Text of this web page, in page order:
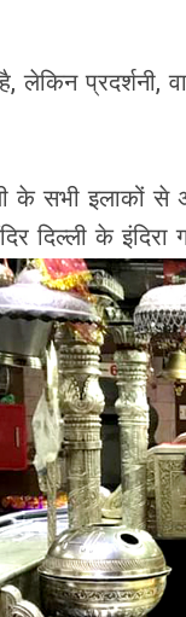
लेकिन
के सभी
दिल्ली के इंदिरा